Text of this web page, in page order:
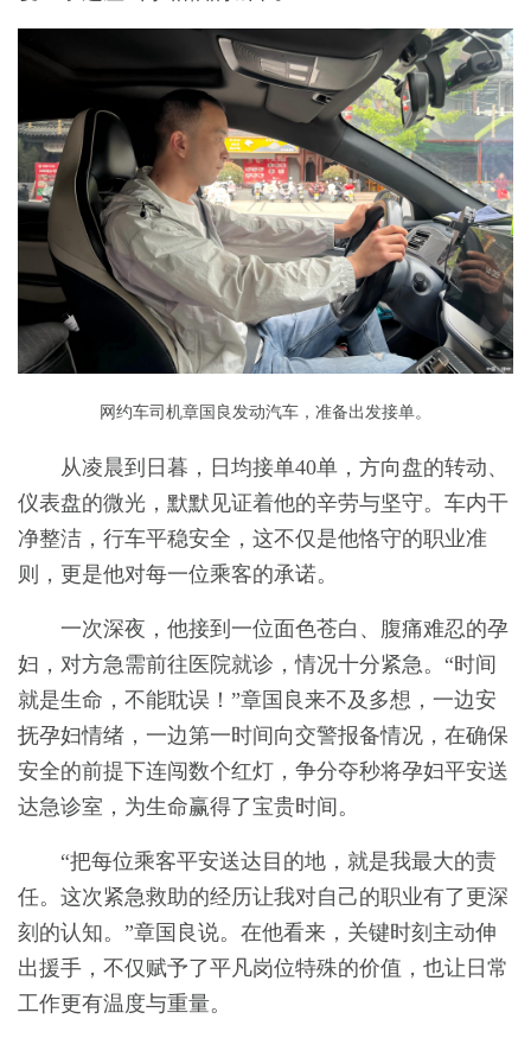
网约车司机章国良发动汽车，准备出发接单。
从凌晨到日暮，日均接单40单，方向盘的转动、
仪表盘的微光，默默见证着他的辛劳与坚守。车内干
净整洁，行车平稳安全，这不仅是他恪守的职业准
则，更是他对每一位乘客的承诺。
一次深夜，他接到一位面色苍白、腹痛难忍的孕
妇，对方急需前往医院就诊，情况十分紧急。“时间
就是生命，不能耽误！”章国良来不及多想，一边安
抚孕妇情绪，一边第一时间向交警报备情况，在确保
安全的前提下连闯数个红灯，争分夺秒将孕妇平安送
达急诊室，为生命赢得了宝贵时间。
“把每位乘客平安送达目的地，就是我最大的责
任。这次紧急救助的经历让我对自己的职业有了更深
刻的认知。”章国良说。在他看来，关键时刻主动伸
出援手，不仅赋予了平凡岗位特殊的价值，也让日常
工作更有温度与重量。